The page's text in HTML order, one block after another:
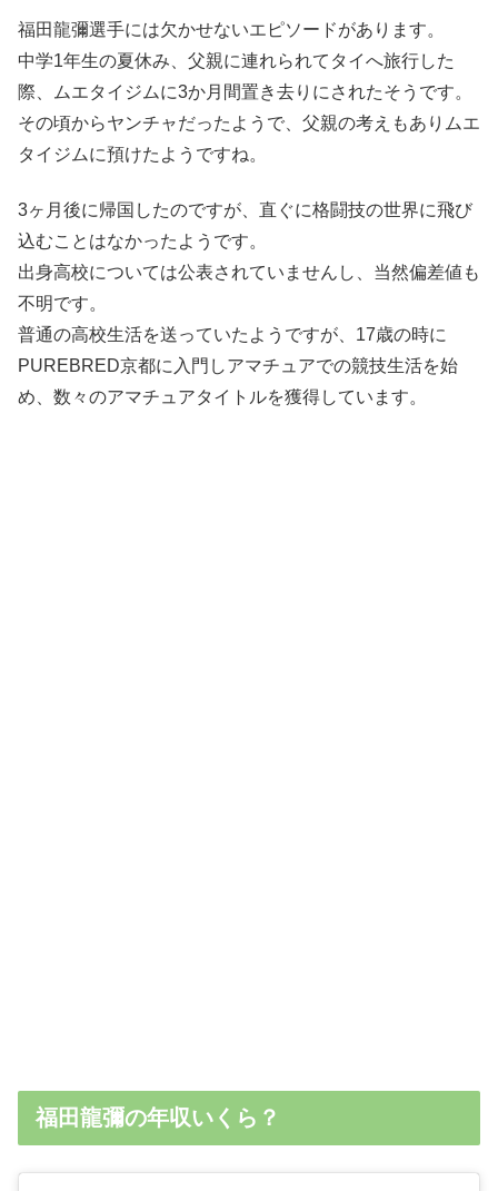
福田龍彌選手には欠かせないエピソードがあります。
中学1年生の夏休み、父親に連れられてタイへ旅行した
際、ムエタイジムに3か月間置き去りにされたそうです。
その頃からヤンチャだったようで、父親の考えもありムエ
タイジムに預けたようですね。
3ヶ月後に帰国したのですが、直ぐに格闘技の世界に飛び
込むことはなかったようです。
出身高校については公表されていませんし、当然偏差値も
不明です。
普通の高校生活を送っていたようですが、17歳の時に
PUREBRED京都に入門しアマチュアでの競技生活を始
め、数々のアマチュアタイトルを獲得しています。
福田龍彌の年収いくら？